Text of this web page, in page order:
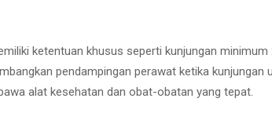
ketentuan khusus seperti kunjungan minimum
pendampingan perawat ketika kunjungan
alat kesehatan dan obat-obatan yang tepat.